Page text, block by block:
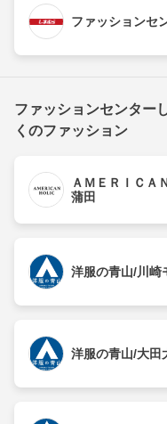
ファッションセ
ファッションセンター
くのファッション
ＡＭＥＲＩＣ
蒲田
洋服の青山/川崎
洋服の青山/大田